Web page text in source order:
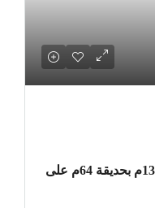
للبيع بمدينتي B14 شقة طرفية 136م بحديقة 64م على